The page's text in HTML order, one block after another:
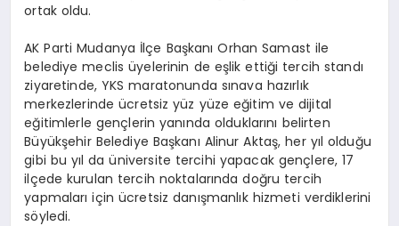
SAĞLIK
SPOR
TEKNOLOJI
ortak oldu.
AK Parti Mudanya İlçe Başkanı Orhan Samast ile
belediye meclis üyelerinin de eşlik ettiği tercih standı
ziyaretinde, YKS maratonunda sınava hazırlık
merkezlerinde ücretsiz yüz yüze eğitim ve dijital
eğitimlerle gençlerin yanında olduklarını belirten
Büyükşehir Belediye Başkanı Alinur Aktaş, her yıl olduğu
gibi bu yıl da üniversite tercihi yapacak gençlere, 17
ilçede kurulan tercih noktalarında doğru tercih
yapmaları için ücretsiz danışmanlık hizmeti verdiklerini
söyledi.